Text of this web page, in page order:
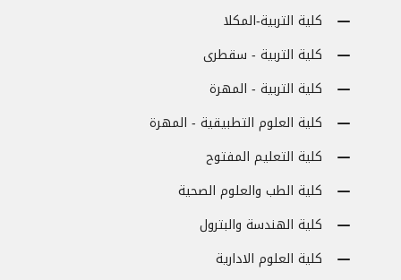
كلية التربية-المكلا
كلية التربية - سقطرى
كلية التربية - المهرة
كلية العلوم التطبيقية - المهرة
كلية التعليم المفتوح
كلية الطب والعلوم الصحية
كلية الهندسة والبترول
كلية العلوم الادارية